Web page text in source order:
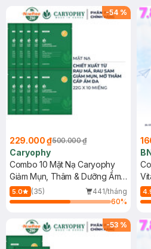
-54 %
229.000 ₫500.000 ₫
Caryophy
Combo 10 Mặt Nạ Caryophy
Giảm Mụn, Thâm & Dưỡng Ẩm
Da 22g
5.0 (35)
441/tháng
60%
-53 %